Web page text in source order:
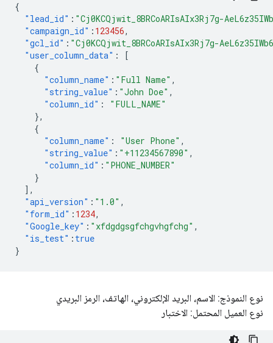
{
"lead_id" : "Cj0KCQjwit_8BRCoARIsAIx3Rj7g-
"campaign_id" : 123456,
"gcl_id" : "Cj0KCQjwit_8BRCoARIsAIx3Rj7g-
"user_column_data" :
[
{
"column_name" : "Full Name" ,
"string_value" : "John Doe" ,
"column_id" :
"FULL_NAME"
},
{
"column_name" : "User Phone" ,
"string_value" : "+11234567890" ,
"column_id" : "PHONE_NUMBER"
}
],
"api_version" : "1.0" ,
"form_id" : 1234,
"Google_key" : "xfdgdgsgfchgvhgfchg" ,
"is_test" : true
}
نوع النموذج: الاسم، البريد الإلكتروني، الهاتف، الرمز البريدي
نوع العميل المحتمل: الاختبار